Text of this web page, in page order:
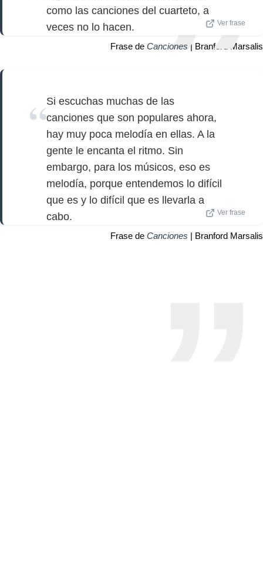
como las canciones del cuarteto, a
veces no lo hacen.
Ver frase
Frase de Canciones | Branford Marsalis
Si escuchas muchas de las
canciones que son populares ahora,
hay muy poca melodía en ellas. A la
gente le encanta el ritmo. Sin
embargo, para los músicos, eso es
melodía, porque entendemos lo difícil
que es y lo difícil que es llevarla a
cabo.
Ver frase
Frase de Canciones | Branford Marsalis